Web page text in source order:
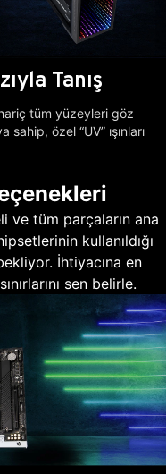
Tanış
tüm yüzeyleri göz
özel “UV” ışınları
ve tüm parçaların ana
kullanıldığı
İhtiyacına en
sen belirle.